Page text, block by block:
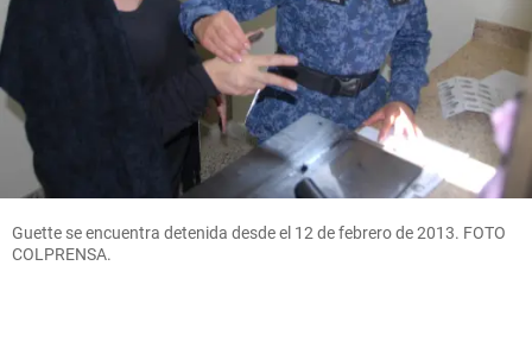
Guette se encuentra detenida desde el 12 de febrero de 2013. FOTO
COLPRENSA.